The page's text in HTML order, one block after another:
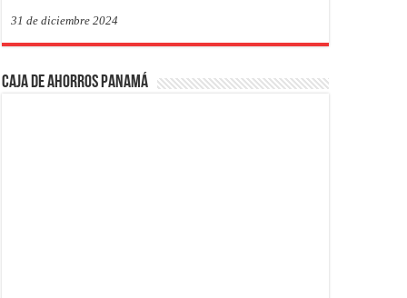
31 de diciembre 2024
Caja de Ahorros Panamá